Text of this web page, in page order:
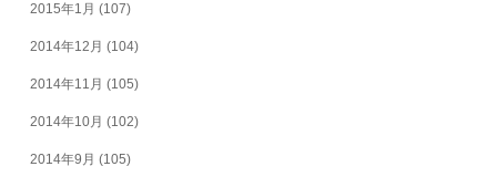
2015年1月 (107)
2014年12月 (104)
2014年11月 (105)
2014年10月 (102)
2014年9月 (105)